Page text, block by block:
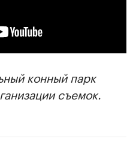
конный парк
съемок.